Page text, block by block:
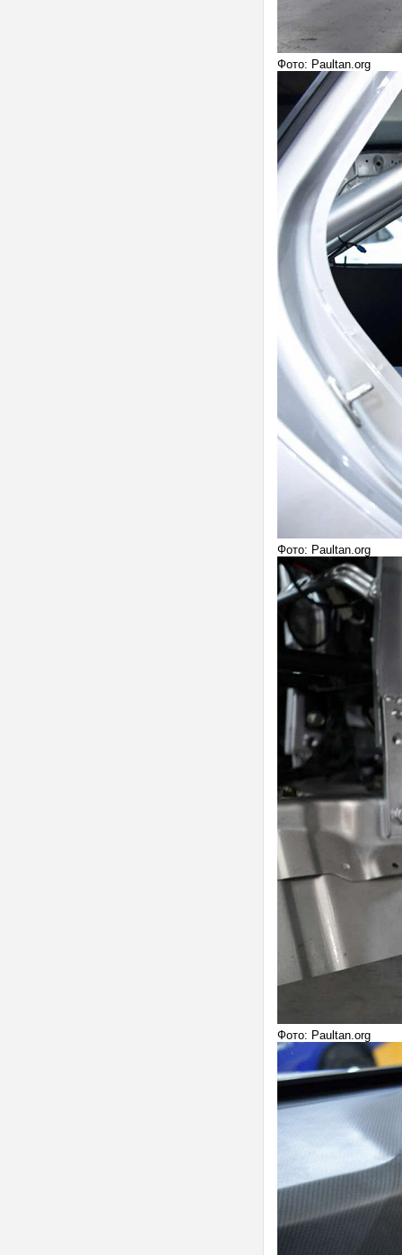
Фото: Paultan.org
Фото: Paultan.org
Фото: Paultan.org